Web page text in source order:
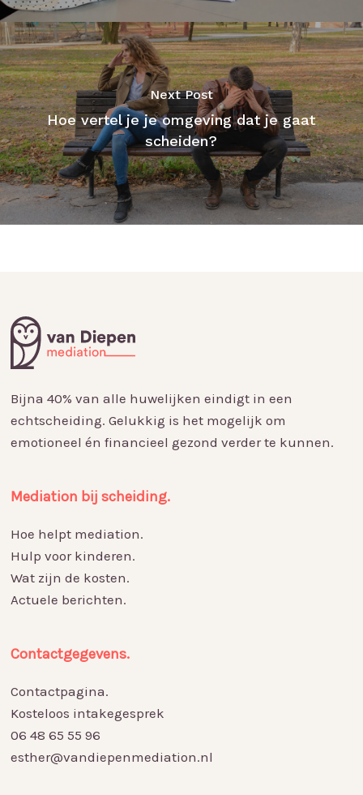
Next Post
Hoe vertel je je omgeving dat je gaat
scheiden?
Bijna 40% van alle huwelijken eindigt in een
echtscheiding. Gelukkig is het mogelijk om
emotioneel én financieel gezond verder te kunnen.
Mediation bij scheiding.
Hoe helpt mediation.
Hulp voor kinderen.
Wat zijn de kosten.
Actuele berichten.
Contactgegevens.
Contactpagina.
Kosteloos intakegesprek
06 48 65 55 96
esther@vandiepenmediation.nl